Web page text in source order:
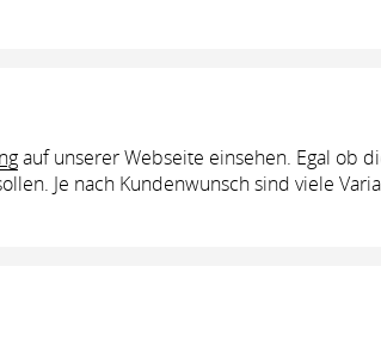
auf unserer Webseite einsehen. Egal ob
Je nach Kundenwunsch sind viele